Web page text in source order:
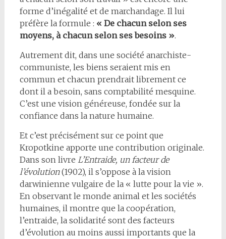
forme d’inégalité et de marchandage. Il lui
préfère la formule : « De chacun selon ses
moyens, à chacun selon ses besoins ».
Autrement dit, dans une société anarchiste-
communiste, les biens seraient mis en
commun et chacun prendrait librement ce
dont il a besoin, sans comptabilité mesquine.
C’est une vision généreuse, fondée sur la
confiance dans la nature humaine.
Et c’est précisément sur ce point que
Kropotkine apporte une contribution originale.
Dans son livre L’Entraide, un facteur de
l’évolution(1902), il s’oppose à la vision
darwinienne vulgaire de la « lutte pour la vie ».
En observant le monde animal et les sociétés
humaines, il montre que la coopération,
l’entraide, la solidarité sont des facteurs
d’évolution au moins aussi importants que la